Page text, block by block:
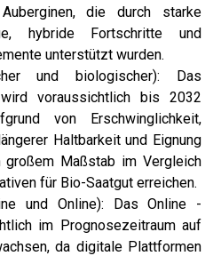
die durch starke
hybride Fortschritte und
unterstützt wurden.
und biologischer): Das
voraussichtlich bis 2032
von Erschwinglichkeit,
Haltbarkeit und Eignung
Maßstab im Vergleich
für Bio-Saatgut erreichen.
und Online): Das Online -
im Prognosezeitraum auf
da digitale Plattformen